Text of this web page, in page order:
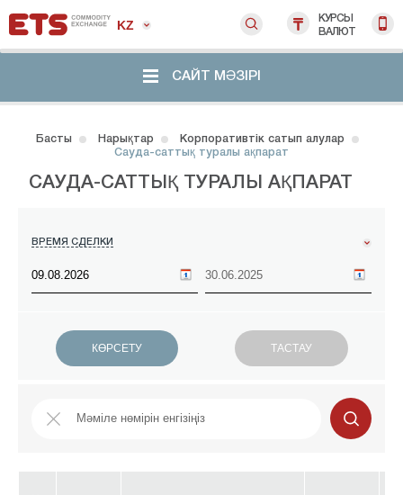
KZ
КУРСЫ
ВАЛЮТ
САЙТ МӘЗІРІ
Басты Нарықтар
Корпоративтік сатып алулар
Сауда-саттық туралы ақпарат
САУДА-САТТЫҚ ТУРАЛЫ АҚПАРАТ
ВРЕМЯ СДЕЛКИ